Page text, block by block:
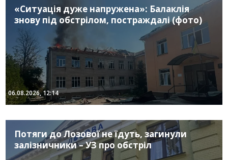
«Ситуація дуже напружена»: Балаклія
знову під обстрілом, постраждалі (фото)
06.08.2026, 12:14
Потяги до Лозової не їдуть, загинули
залізничники – УЗ про обстріл